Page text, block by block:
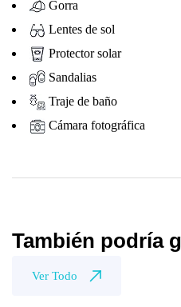
Gorra
Lentes de sol
Protector solar
Sandalias
Traje de baño
Cámara fotográfica
También podría
Ver Todo